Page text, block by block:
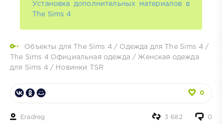
Установка дополнительных материалов в
The Sims 4
Объекты для The Sims 4/ Одежда для The Sims 4/
The Sims 4 Официальная одежда / Женская одежда
для Sims 4/ Новинки TSR
0
Eradreg 0
3 682